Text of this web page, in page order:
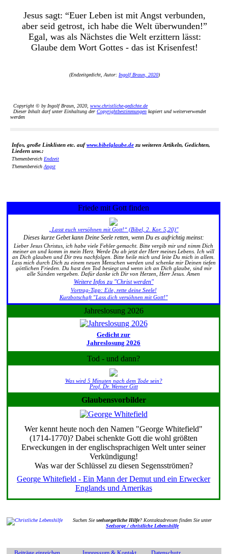
Jesus sagt: “Euer Leben ist mit Angst verbunden,
aber seid getrost, ich habe die Welt überwunden!”
Egal, was als Nächstes die Welt erzittern lässt:
Glaube dem Wort Gottes - das ist Krisenfest!
(Endzeitgedicht, Autor: Ingolf Braun, 2020)
Copyright © by Ingolf Braun, 2020, www.christliche-gedichte.de
Dieser Inhalt darf unter Einhaltung der Copyrightbestimmungen kopiert und weiterverwendet
werden
Infos, große Linklisten etc. aufwww.bibelglaube.de zu weiteren Artikeln, Gedichten,
Liedern usw.:
Themenbereich Endzeit
ThemenbereichAngst
Friede mit Gott finden
„Lasst euch versöhnen mit Gott!“ (Bibel, 2. Kor. 5,20)"
Dieses kurze Gebet kann Deine Seele retten, wenn Du es aufrichtig meinst:
Lieber Jesus Christus, ich habe viele Fehler gemacht. Bitte vergib mir und nimm Dich
meiner an und komm in mein Herz. Werde Du ab jetzt der Herr meines Lebens. Ich will
an Dich glauben und Dir treu nachfolgen. Bitte heile mich und leite Du mich in allem.
Lass mich durch Dich zu einem neuen Menschen werden und schenke mir Deinen tiefen
göttlichen Frieden. Du hast den Tod besiegt und wenn ich an Dich glaube, sind mir
alle Sünden vergeben. Dafür danke ich Dir von Herzen, Herr Jesus. Amen
Weitere Infos zu "Christ werden"
Vortrag-Tipp: Eile, rette deine Seele!
Kurzbotschaft "Lass dich versöhnen mit Gott!"
Jahreslosung 2026
Gedicht zur
Jahreslosung 2026
Tod - und dann?
Was wird 5 Minuten nach dem Tode sein?
Prof. Dr. Werner Gitt
Glaubensvorbilder
Wer kennt heute noch den Namen "George Whitefield"
(1714-1770)? Dabei schenkte Gott die wohl größten
Erweckungen in der englischsprachigen Welt unter seiner
Verkündigung!
Was war der Schlüssel zu diesen Segensströmen?
George Whitefield - Ein Mann der Demut und ein Erwecker
Englands und Amerikas
Suchen Sieseelsorgerliche Hilfe? Kontaktadressen finden Sie unter
Seelsorge / christliche Lebenshilfe